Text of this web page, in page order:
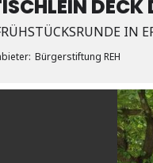
DECK
IN
Bürgerstiftung REH